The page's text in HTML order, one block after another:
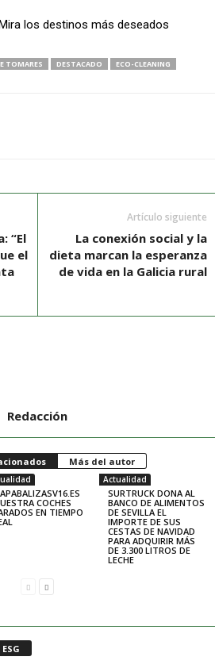
los destinos más deseados
TOMARES DESTACADO
ECO-CLEANING
“El
el
Artículo siguiente
La conexión social y la
dieta marcan la esperanza
de vida en la Galicia rural
Redacción
Más del autor
COCHES
EN TIEMPO
Actualidad
SURTRUCK DONA AL
BANCO DE ALIMENTOS
DE SEVILLA EL
IMPORTE DE SUS
CESTAS DE NAVIDAD
PARA ADQUIRIR MÁS
DE 3.300 LITROS DE
LECHE